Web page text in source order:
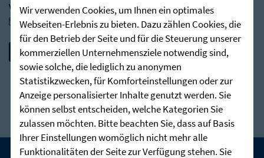
Verfügung:
post@stunde-des-hoechsten.de
Wir verwenden Cookies, um Ihnen ein optimales
Webseiten-Erlebnis zu bieten. Dazu zählen Cookies, die
für den Betrieb der Seite und für die Steuerung unserer
kommerziellen Unternehmensziele notwendig sind,
sowie solche, die lediglich zu anonymen
Statistikzwecken, für Komforteinstellungen oder zur
Anzeige personalisierter Inhalte genutzt werden. Sie
können selbst entscheiden, welche Kategorien Sie
zulassen möchten. Bitte beachten Sie, dass auf Basis
Ihrer Einstellungen womöglich nicht mehr alle
Funktionalitäten der Seite zur Verfügung stehen. Sie